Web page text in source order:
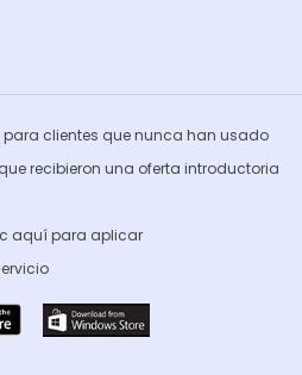
para clientes que nunca han usado
recibieron una oferta introductoria
aquí para aplicar